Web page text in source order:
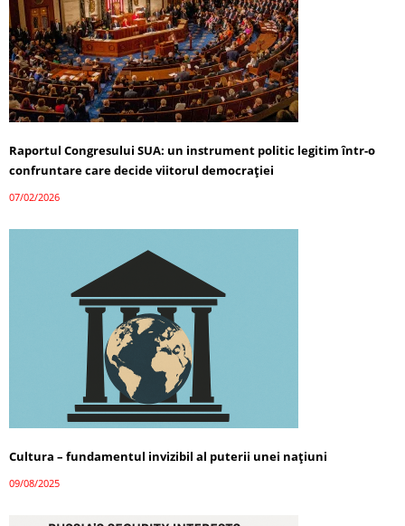
Raportul Congresului SUA: un instrument politic legitim într-o
confruntare care decide viitorul democrației
07/02/2026
Cultura – fundamentul invizibil al puterii unei națiuni
09/08/2025